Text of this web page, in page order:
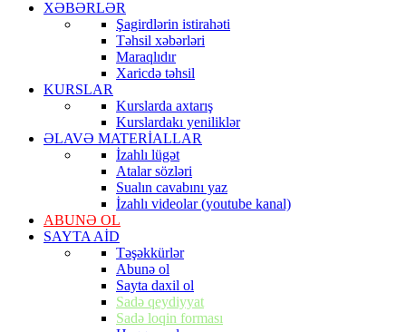
XƏBƏRLƏR
Şagirdlərin istirahəti
Təhsil xəbərləri
Maraqlıdır
Xaricdə təhsil
KURSLAR
Kurslarda axtarış
Kurslardakı yeniliklər
ƏLAVƏ MATERİALLAR
İzahlı lügət
Atalar sözləri
Sualın cavabını yaz
İzahlı videolar (youtube kanal)
ABUNƏ OL
SAYTA AİD
Təşəkkürlər
Abunə ol
Sayta daxil ol
Sadə qeydiyyat
Sadə loqin forması